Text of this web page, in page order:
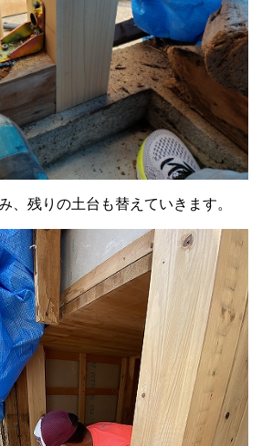
、残りの土台も替えていきます。